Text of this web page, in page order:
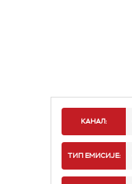
КАНАЛ:
ТИП ЕМИСИЈЕ: